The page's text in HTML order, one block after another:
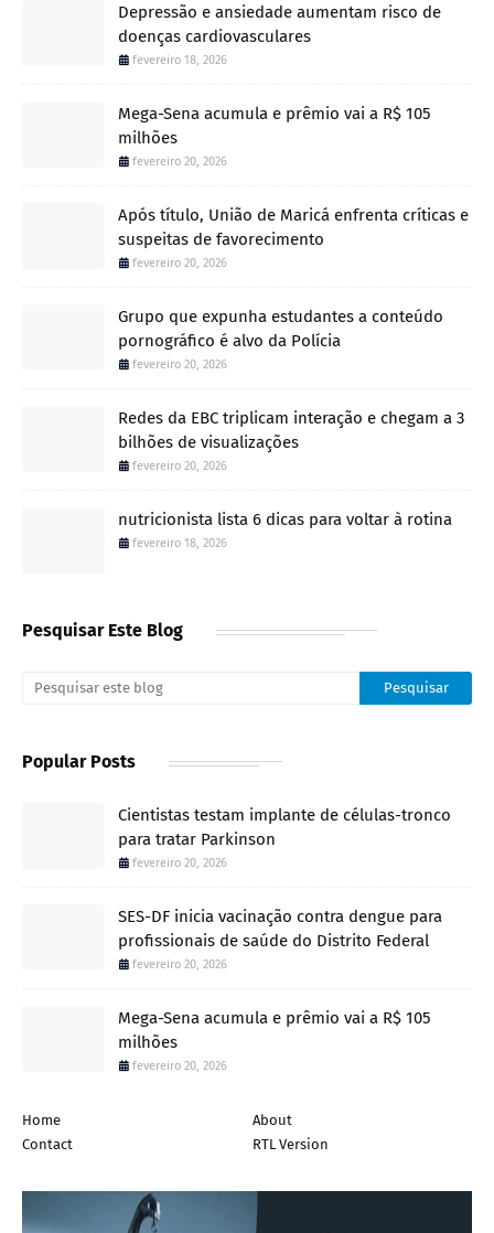
Depressão e ansiedade aumentam risco de
doenças cardiovasculares
fevereiro 18, 2026
Mega-Sena acumula e prêmio vai a R$ 105
milhões
fevereiro 20, 2026
Após título, União de Maricá enfrenta críticas e
suspeitas de favorecimento
fevereiro 20, 2026
Grupo que expunha estudantes a conteúdo
pornográfico é alvo da Polícia
fevereiro 20, 2026
Redes da EBC triplicam interação e chegam a 3
bilhões de visualizações
fevereiro 20, 2026
nutricionista lista 6 dicas para voltar à rotina
fevereiro 18, 2026
Pesquisar Este Blog
Popular Posts
Cientistas testam implante de células-tronco
para tratar Parkinson
fevereiro 20, 2026
SES-DF inicia vacinação contra dengue para
profissionais de saúde do Distrito Federal
fevereiro 20, 2026
Mega-Sena acumula e prêmio vai a R$ 105
milhões
fevereiro 20, 2026
Home
About
Contact
RTL Version